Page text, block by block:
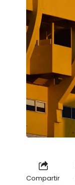
Compartir